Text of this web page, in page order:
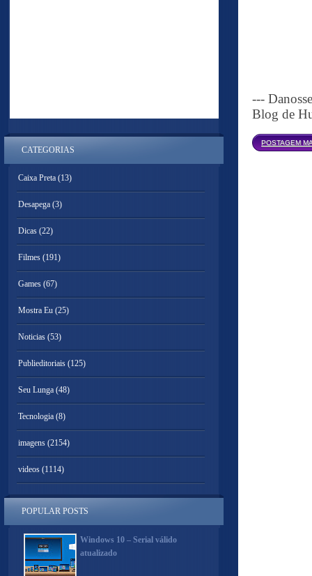
---
Blog de
POSTAGEM
CATEGORIAS
Caixa Preta (13)
Desapega (3)
Dicas (22)
Filmes (191)
Games (67)
Mostra Eu (25)
Noticias (53)
Publieditoriais (125)
Seu Lunga (48)
Tecnologia (8)
imagens (2154)
videos (1114)
POPULAR POSTS
Windows 10 – Serial válido
atualizado